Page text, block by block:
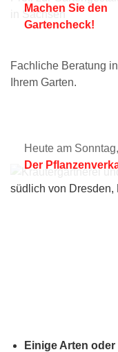
Machen Sie den
Gartencheck!
Fachliche Beratung in
Ihrem Garten.
Heute am
Der
Einige Arten